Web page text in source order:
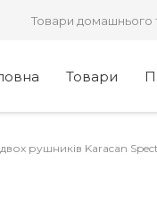
Товари домашнього
Товари
рушників Karacan